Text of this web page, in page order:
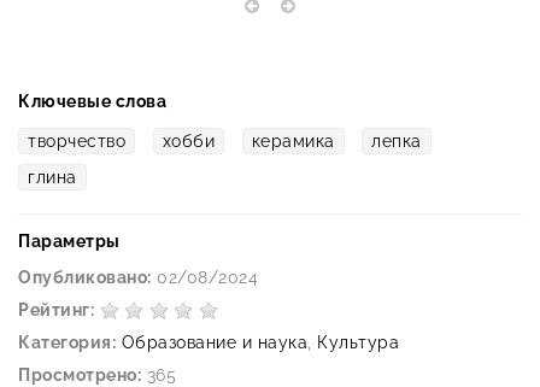
Ключевые слова
творчество хобби керамика
лепка
глина
Параметры
Опубликовано: 02/08/2024
Рейтинг:
Категория: Образование и наука
Культура
Просмотрено: 365